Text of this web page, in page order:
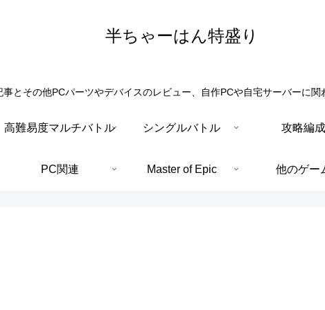
半ちゃーはん特盛り
とその他PCパーツやデバイスのレビュー、自作PCや自宅サーバーに関
高難易度マルチバトル シングルバトル 攻略編成
PC関連 Master of Epic 他のゲー